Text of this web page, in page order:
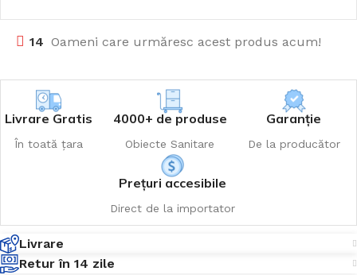
14 Oameni care urmăresc acest produs acum!
Livrare Gratis
În toată țara
4000+ de produse
Obiecte Sanitare
Garanție
De la producător
Prețuri accesibile
Direct de la importator
Livrare
Retur în 14 zile